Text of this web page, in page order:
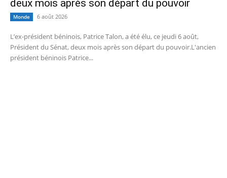
deux mois après son départ du pouvoir
Monde 6 août 2026
L’ex-président béninois, Patrice Talon, a été élu, ce jeudi 6 août,
Président du Sénat, deux mois après son départ du pouvoir.L'ancien
président béninois Patrice...